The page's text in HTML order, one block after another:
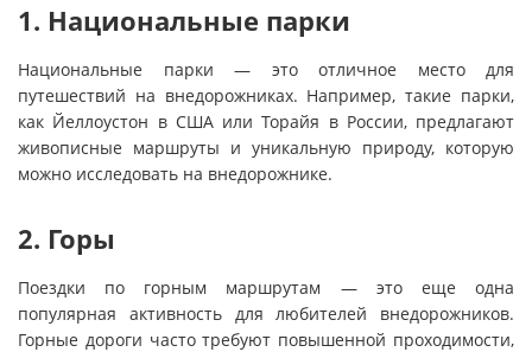
1. Национальные парки
Национальные парки — это отличное место для
путешествий на внедорожниках. Например, такие парки,
как Йеллоустон в США или Торайя в России, предлагают
живописные маршруты и уникальную природу, которую
можно исследовать на внедорожнике.
2. Горы
Поездки по горным маршрутам — это еще одна
популярная активность для любителей внедорожников.
Горные дороги часто требуют повышенной проходимости,